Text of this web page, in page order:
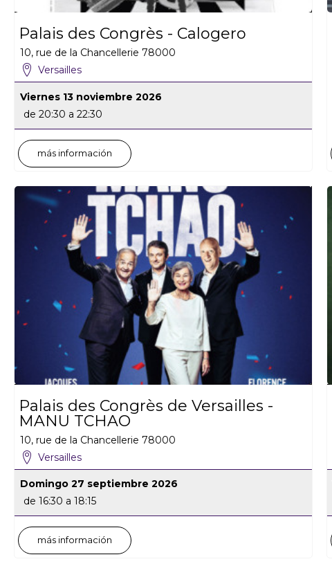
Palais des Congrès - Calogero
10, rue de la Chancellerie 78000
Versailles
Viernes 13 noviembre 2026
de 20:30 a 22:30
más información
Palais des Congrès de Versailles -
MANU TCHAO
10, rue de la Chancellerie 78000
Versailles
Domingo 27 septiembre 2026
de 16:30 a 18:15
más información